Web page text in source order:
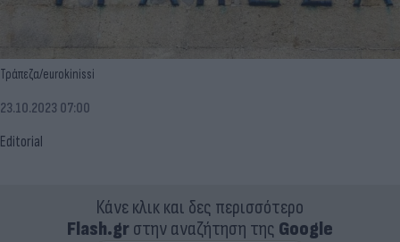
Τράπεζα/eurokinissi
Editorial
23.10.2023 07:00
Κάνε κλικ και δες περισσότερο
Flash.grστην αναζήτηση της Google